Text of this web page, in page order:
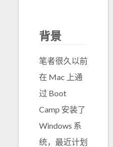
背景
笔者很久以前
在 Mac 上通
过 Boot
Camp 安装了
Windows 系
统，最近计划